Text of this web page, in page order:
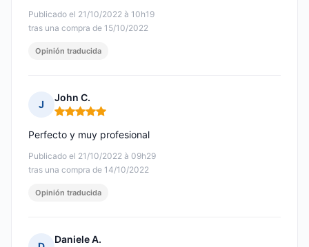
Publicado el 21/10/2022 à 10h19
tras una compra de 15/10/2022
Opinión traducida
J
John C.
Nota: 5 de 5
Publicado el 21/10/2022 à 09h29
tras una compra de 14/10/2022
Perfecto y muy profesional
Opinión traducida
Daniele A.